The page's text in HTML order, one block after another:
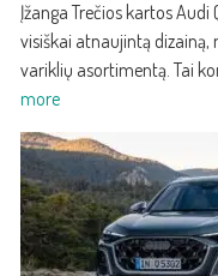
Įžanga Trečios kartos
visiškai atnaujintą
variklių asortimentą. Tai
more:
2025
Audi
Q3
–
trečios
kartos